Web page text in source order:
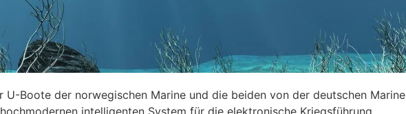
U-Boote der norwegischen Marine und die beiden von der deutschen Marine
intelligenten System für die elektronische Kriegsführung